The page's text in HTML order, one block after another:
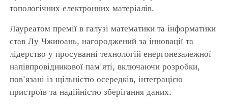
топологічних електронних матеріалів.
Лауреатом премії в галузі математики та інформатики
став Лу Чжиюань, нагороджений за інновації та
лідерство у просуванні технологій енергонезалежної
напівпровідникової пам'яті, включаючи розробки,
пов'язані із щільністю осередків, інтеграцією
пристроїв та надійністю зберігання даних.